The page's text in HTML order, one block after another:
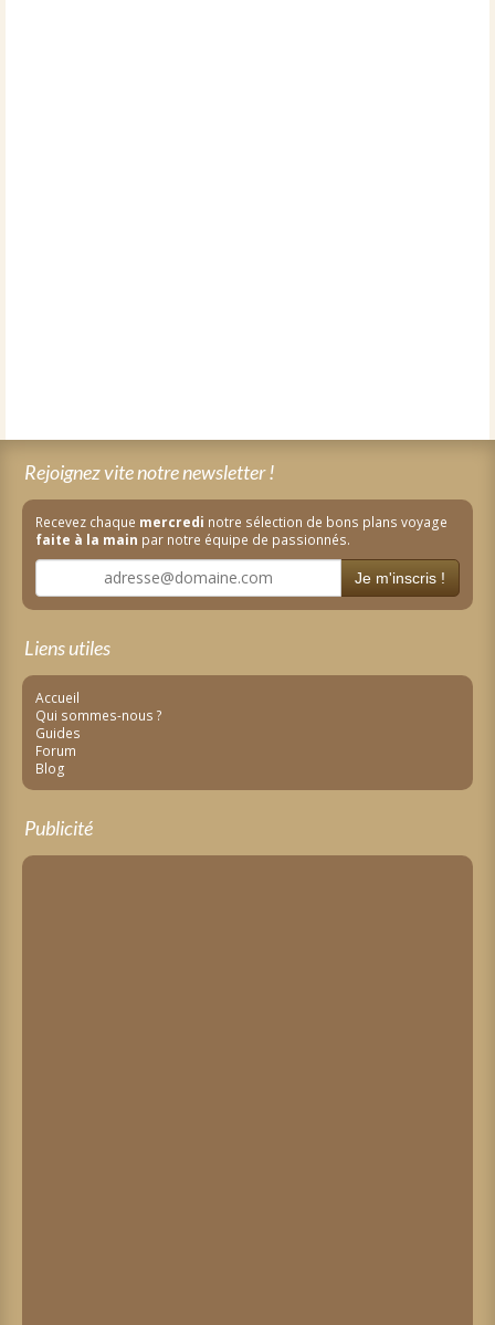
Rejoignez vite notre newsletter !
Recevez chaque mercredi notre sélection de bons plans voyage
faite à la main par notre équipe de passionnés.
Je m'inscris !
Liens utiles
Accueil
Qui sommes-nous ?
Guides
Forum
Blog
Publicité